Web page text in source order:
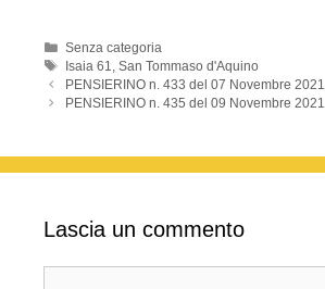
o
k
Categorie
Senza categoria
Tag
Isaia 61,San Tommaso d'Aquino
PENSIERINO n. 433 del 07 Novembre 2021
PENSIERINO n. 435 del 09 Novembre 2021
Lascia un commento